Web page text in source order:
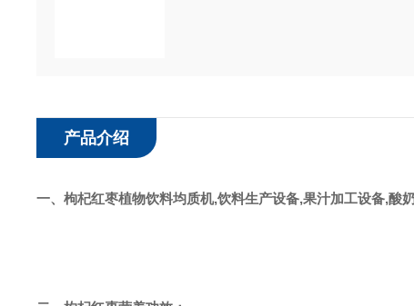
产品介绍
一、枸杞红枣植物饮料均质机,饮料生产设备,果汁加工设备,酸